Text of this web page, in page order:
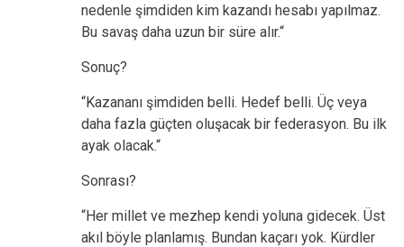
nedenle şimdiden kim kazandı hesabı yapılmaz.
Bu savaş daha uzun bir süre alır.“
Sonuç?
“Kazananı şimdiden belli. Hedef belli. Üç veya
daha fazla güçten oluşacak bir federasyon. Bu ilk
ayak olacak.“
Sonrası?
“Her millet ve mezhep kendi yoluna gidecek. Üst
akıl böyle planlamış. Bundan kaçarı yok. Kürdler